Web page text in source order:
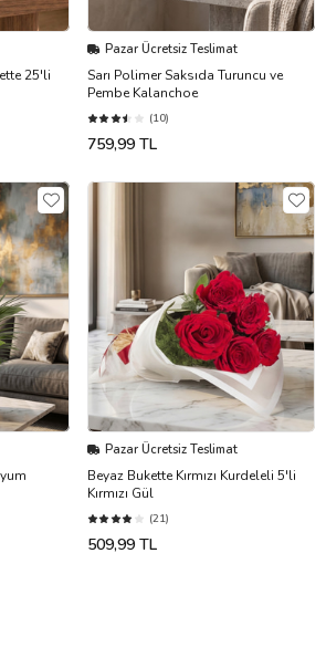
25'li
Pazar Ücretsiz Teslimat
Sarı Polimer Saksıda Turuncu ve
Pembe Kalanchoe
(10)
759,99 TL
Pazar Ücretsiz Teslimat
Beyaz Bukette Kırmızı Kurdeleli 5'li
Kırmızı Gül
(21)
509,99 TL